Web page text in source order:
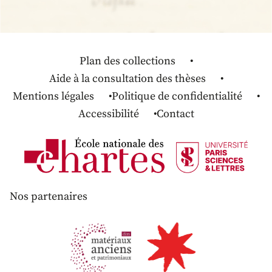
Plan des collections
Aide à la consultation des thèses
Mentions légales
Politique de confidentialité
Accessibilité
Contact
Nos partenaires